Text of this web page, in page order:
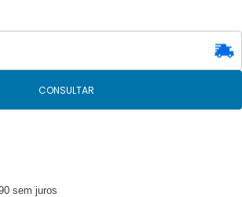
CONSULTAR
sem juros